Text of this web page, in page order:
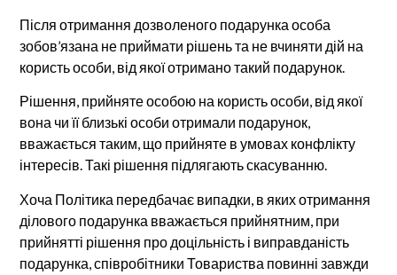
Після отримання дозволеного подарунка особа
зобов’язана не приймати рішень та не вчиняти дій на
користь особи, від якої отримано такий подарунок.
Рішення, прийняте особою на користь особи, від якої
вона чи її близькі особи отримали подарунок,
вважається таким, що прийняте в умовах конфлікту
інтересів. Такі рішення підлягають скасуванню.
Хоча Політика передбачає випадки, в яких отримання
ділового подарунка вважається прийнятним, при
прийнятті рішення про доцільність і виправданість
подарунка, співробітники Товариства повинні завжди